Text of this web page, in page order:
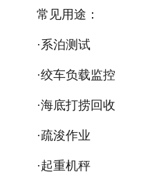
常见用途：
·系泊测试
·绞车负载监控
·海底打捞回收
·疏浚作业
·起重机秤